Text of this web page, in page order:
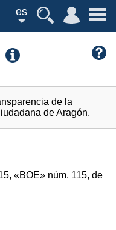
es
de la
de Aragón.
«BOE» núm. 115, de